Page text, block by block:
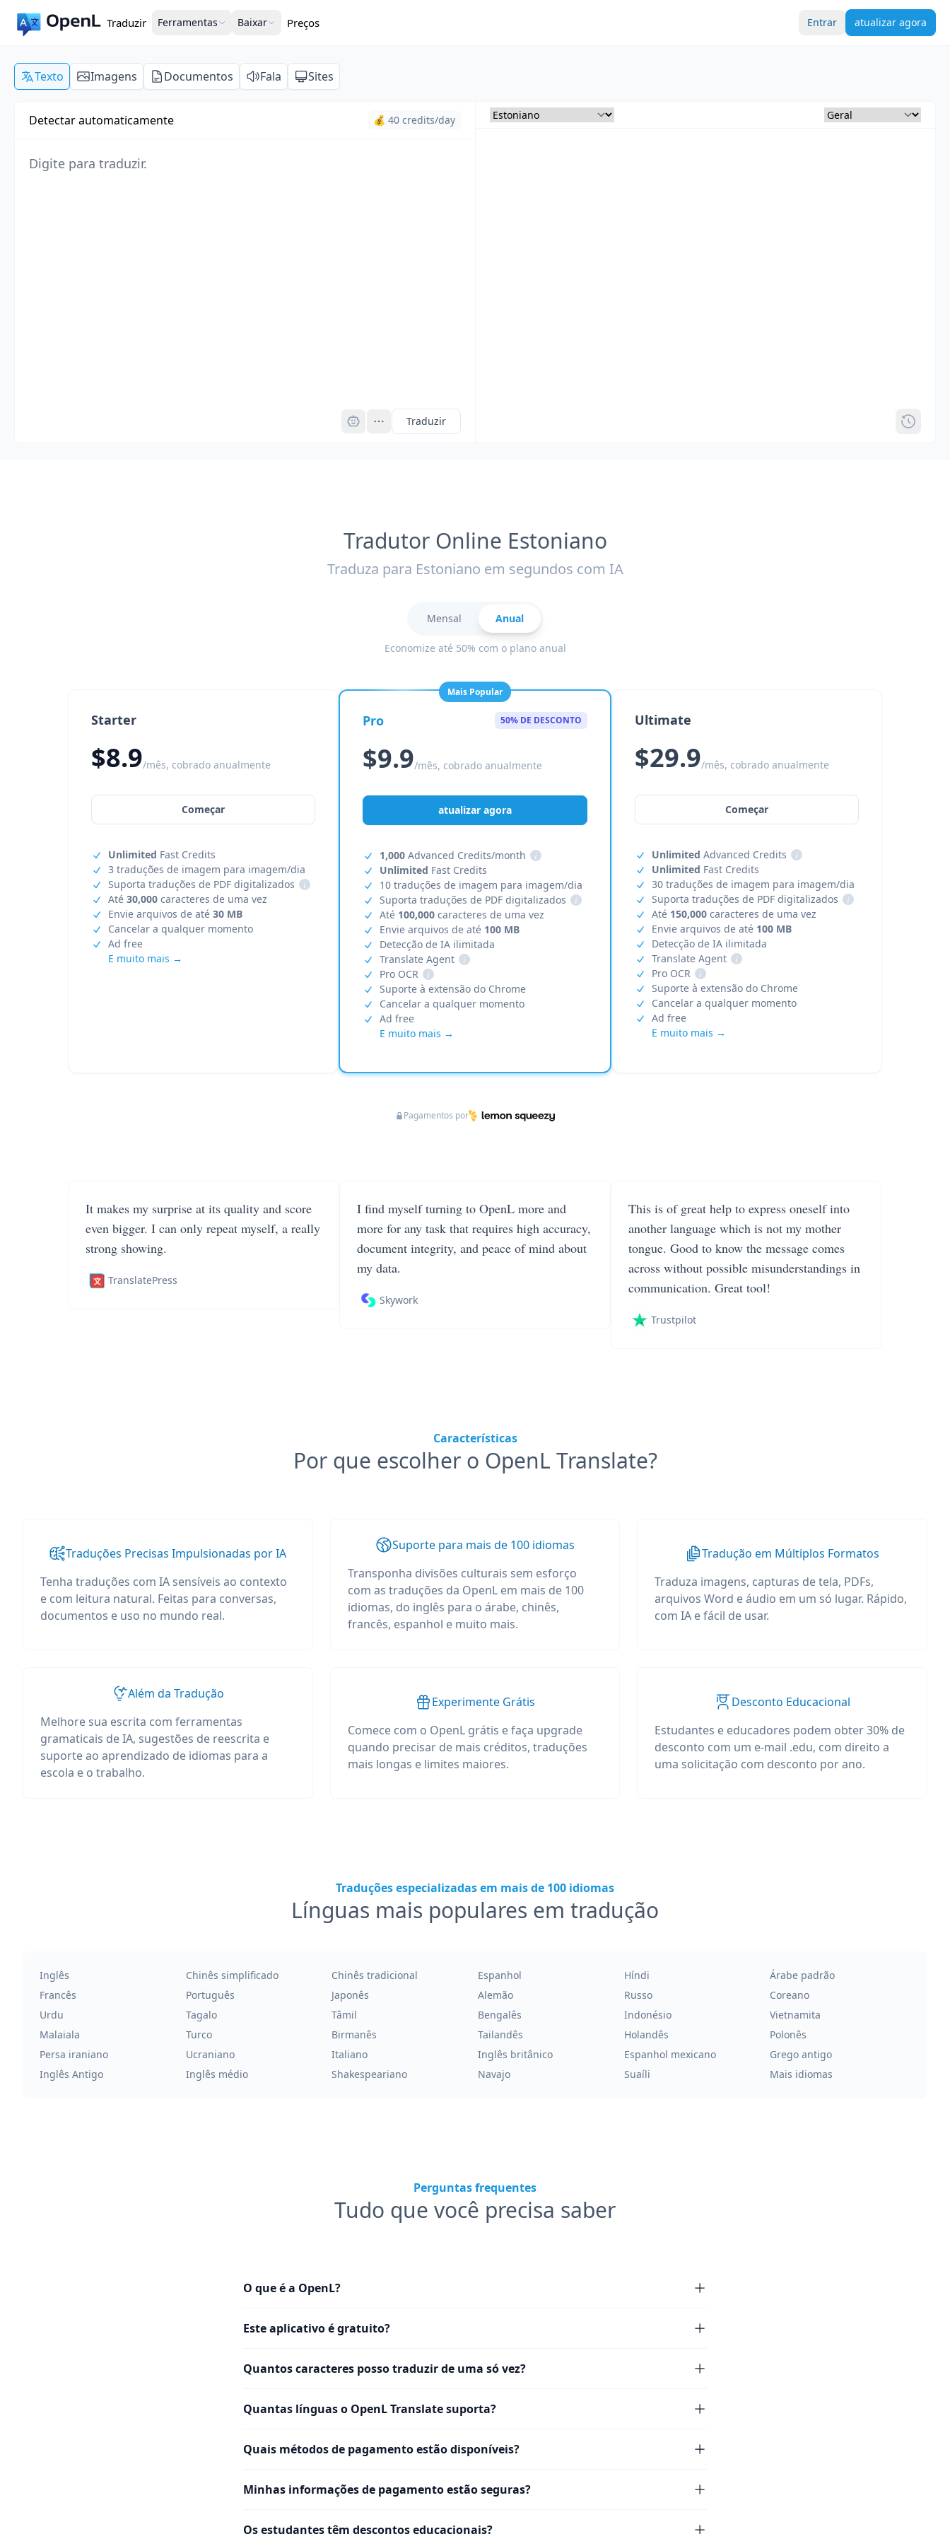
Traduzir Ferramentas Baixar Preços Entrar atualizar agora
Texto Imagens Documentos Fala Sites
Detectar automaticamente 💰 40 credits/day
Traduzir
Tradutor Online Estoniano
Traduza para Estoniano em segundos com IA
Mensal Anual
Economize até 50% com o plano anual
Starter
$8.9/mês, cobrado anualmente
Começar
Unlimited Fast Credits
3 traduções de imagem para imagem/dia
Suporta traduções de PDF digitalizados
i
Até 30,000 caracteres de uma vez
Envie arquivos de até 30 MB
Cancelar a qualquer momento
Ad free
E muito mais →
Mais Popular
Pro 50% DE DESCONTO
$9.9/mês, cobrado anualmente
atualizar agora
1,000 Advanced Credits/month
i
Unlimited Fast Credits
10 traduções de imagem para imagem/dia
Suporta traduções de PDF digitalizados
i
Até 100,000 caracteres de uma vez
Envie arquivos de até 100 MB
Detecção de IA ilimitada
Translate Agent
i
Pro OCR
i
Suporte à extensão do Chrome
Cancelar a qualquer momento
Ad free
E muito mais →
Ultimate
$29.9/mês, cobrado anualmente
Começar
Unlimited Advanced Credits
i
Unlimited Fast Credits
30 traduções de imagem para imagem/dia
Suporta traduções de PDF digitalizados
i
Até 150,000caracteres de uma vez
Envie arquivos de até 100 MB
Detecção de IA ilimitada
Translate Agent
i
Pro OCR
i
Suporte à extensão do Chrome
Cancelar a qualquer momento
Ad free
E muito mais →
Pagamentos por
It makes my surprise at its quality and score
even bigger. I can only repeat myself, a really
strong showing.
TranslatePress
I find myself turning to OpenL more and
more for any task that requires high accuracy,
document integrity, and peace of mind about
my data.
Skywork
This is of great help to express oneself into
another language which is not my mother
tongue. Good to know the message comes
across without possible misunderstandings in
communication. Great tool!
Trustpilot
Características
Por que escolher o OpenL Translate?
Traduções Precisas Impulsionadas por IA
Tenha traduções com IA sensíveis ao contexto
e com leitura natural. Feitas para conversas,
documentos e uso no mundo real.
Suporte para mais de 100 idiomas
Transponha divisões culturais sem esforço
com as traduções da OpenL em mais de 100
idiomas, do inglês para o árabe, chinês,
francês, espanhol e muito mais.
Tradução em Múltiplos Formatos
Traduza imagens, capturas de tela, PDFs,
arquivos Word e áudio em um só lugar. Rápido,
com IA e fácil de usar.
Além da Tradução
Melhore sua escrita com ferramentas
gramaticais de IA, sugestões de reescrita e
suporte ao aprendizado de idiomas para a
escola e o trabalho.
Experimente Grátis
Comece com o OpenL grátis e faça upgrade
quando precisar de mais créditos, traduções
mais longas e limites maiores.
Desconto Educacional
Estudantes e educadores podem obter 30% de
desconto com um e-mail .edu, com direito a
uma solicitação com desconto por ano.
Traduções especializadas em mais de 100 idiomas
Línguas mais populares em tradução
Inglês Chinês simplificado Chinês tradicional Espanhol Híndi
Árabe padrão
Francês
Português Japonês Alemão Russo
Coreano
Urdu
Tagalo Tâmil Bengalês Indonésio
Vietnamita
Malaiala
Turco Birmanês Tailandês Holandês
Polonês
Persa iraniano
Ucraniano Italiano Inglês britânico Espanhol mexicano
Grego antigo
Inglês Antigo
Inglês médio Shakespeariano Navajo Suaíli Mais idiomas
Perguntas frequentes
Tudo que você precisa saber
O que é a OpenL?
Este aplicativo é gratuito?
Quantos caracteres posso traduzir de uma só vez?
Quantas línguas o OpenL Translate suporta?
Quais métodos de pagamento estão disponíveis?
Minhas informações de pagamento estão seguras?
Os estudantes têm descontos educacionais?